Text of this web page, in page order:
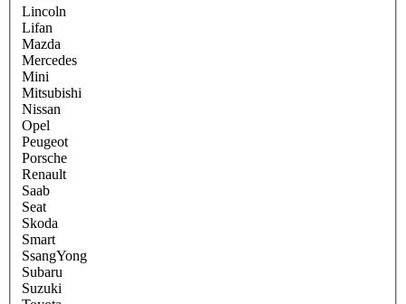
Lincoln
Lifan
Mazda
Mercedes
Mini
Mitsubishi
Nissan
Opel
Peugeot
Porsche
Renault
Saab
Seat
Skoda
Smart
SsangYong
Subaru
Suzuki